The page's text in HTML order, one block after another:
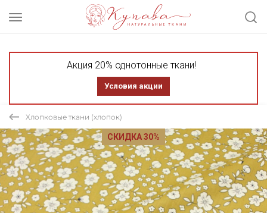
Акция 20% однотонные ткани!
Условия акции
Хлопковые ткани (хлопок)
СКИДКА 30%